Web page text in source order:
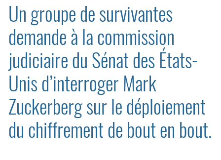
Un groupe de survivantes
demande à la commission
judiciaire du Sénat des États-
Unis d’interroger Mark
Zuckerberg sur le déploiement
du chiffrement de bout en bout.